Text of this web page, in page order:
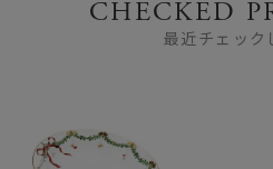
CHECKED
最近チェック